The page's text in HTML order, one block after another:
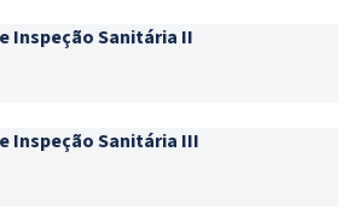
Inspeção Sanitária II
Inspeção Sanitária III